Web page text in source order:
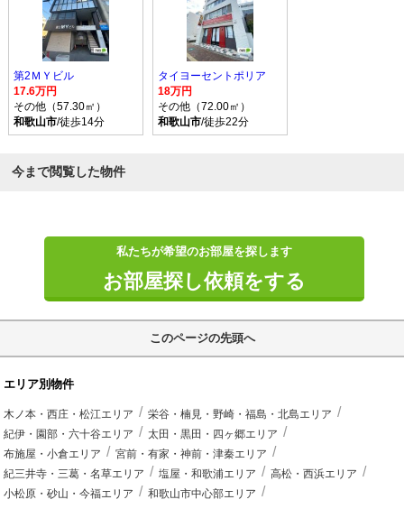
第2ＭＹビル
17.6万円
その他（57.30㎡）
和歌山市/徒歩14分
タイヨーセントポリア
18万円
その他（72.00㎡）
和歌山市/徒歩22分
今まで閲覧した物件
私たちが希望のお部屋を探します
お部屋探し依頼をする
このページの先頭へ
エリア別物件
木ノ本・西庄・松江エリア
栄谷・楠見・野崎・福島・北島エリア
紀伊・園部・六十谷エリア
太田・黒田・四ヶ郷エリア
布施屋・小倉エリア
宮前・有家・神前・津秦エリア
紀三井寺・三葛・名草エリア
塩屋・和歌浦エリア
高松・西浜エリア
小松原・砂山・今福エリア
和歌山市中心部エリア